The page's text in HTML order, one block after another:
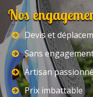
Nos
Devis et
Sans
Artisan
Prix imbattable